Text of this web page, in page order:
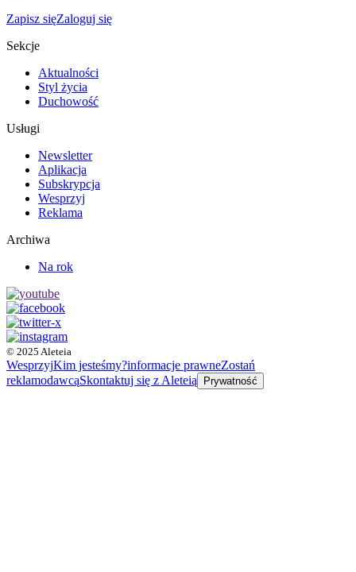
Zapisz sięZaloguj się
Sekcje
Aktualności
Styl życia
Duchowość
Usługi
Newsletter
Aplikacja
Subskrypcja
Wesprzyj
Reklama
Archiwa
Na rok
© 2025 Aleteia
WesprzyjKim jesteśmy?informacje prawneZostań
reklamodawcąSkontaktuj się z Aleteią Prywatność